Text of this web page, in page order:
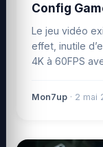
Config
Le jeu vidéo
effet, inutile
4K à 60FPS
Mon7up · 2 mai